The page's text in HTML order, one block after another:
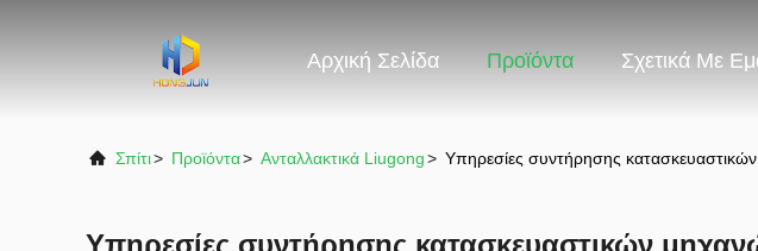
Αρχική Σελίδα Προϊόντα Σχετικά Με
Σπίτι> Προϊόντα> Ανταλλακτικά Liugong> Υπηρεσίες συντήρησης
Υπηρεσίες συντήρησης κατασκευαστικών